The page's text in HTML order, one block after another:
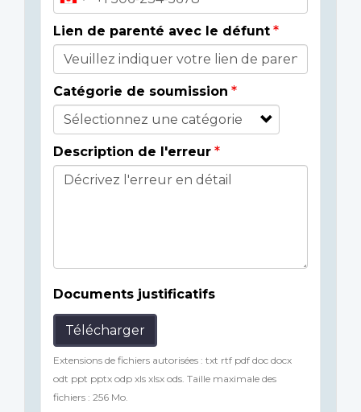
Lien de parenté avec le défunt
Catégorie de soumission
Description de l'erreur
Documents justificatifs
Télécharger
Extensions de fichiers autorisées : txt rtf pdf doc docx
odt ppt pptx odp xls xlsx ods. Taille maximale des
fichiers : 256 Mo.